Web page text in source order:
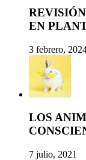
EN
3 febrero,
LOS
7 julio, 2021